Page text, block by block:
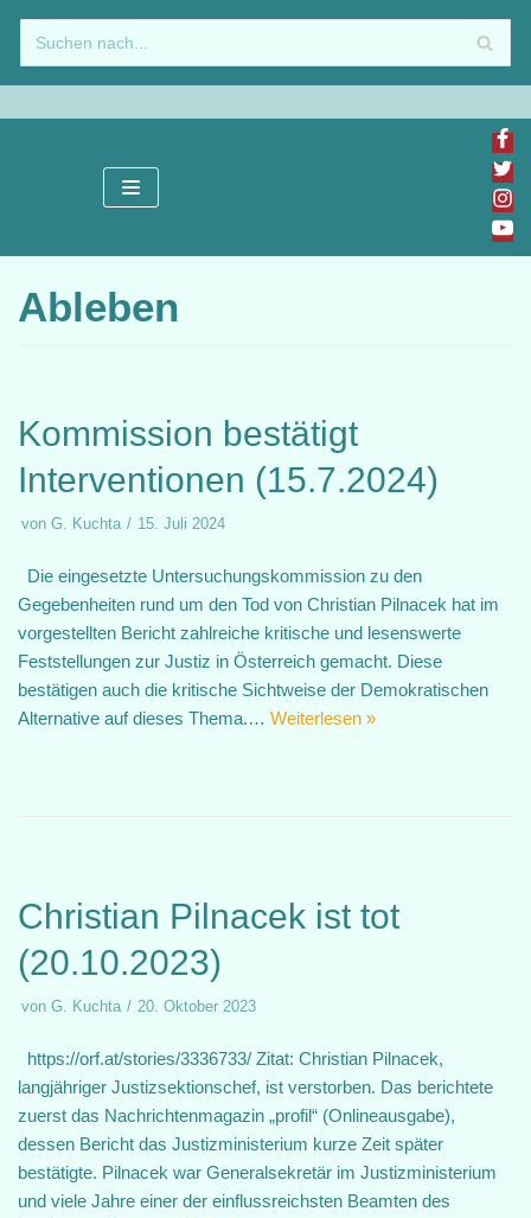
Zum
Inhalt
springen
Ableben
Kommission bestätigt
Interventionen (15.7.2024)
von G. Kuchta 15. Juli 2024
Die eingesetzte Untersuchungskommission zu den
Gegebenheiten rund um den Tod von Christian Pilnacek hat im
vorgestellten Bericht zahlreiche kritische und lesenswerte
Feststellungen zur Justiz in Österreich gemacht. Diese
bestätigen auch die kritische Sichtweise der Demokratischen
Alternative auf dieses Thema.… Weiterlesen »
Christian Pilnacek ist tot
(20.10.2023)
von G. Kuchta 20. Oktober 2023
https://orf.at/stories/3336733/ Zitat: Christian Pilnacek,
langjähriger Justizsektionschef, ist verstorben. Das berichtete
zuerst das Nachrichtenmagazin „profil“ (Onlineausgabe),
dessen Bericht das Justizministerium kurze Zeit später
bestätigte. Pilnacek war Generalsekretär im Justizministerium
und viele Jahre einer der einflussreichsten Beamten des